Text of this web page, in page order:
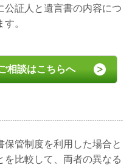
公証人と遺言書の内容につ
。
相談はこちらへ
管制度を利用した場合と
比較して、両者の異なる